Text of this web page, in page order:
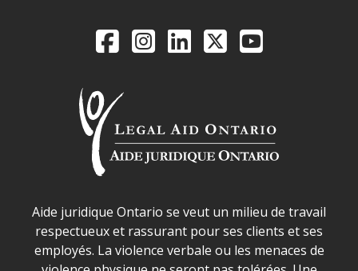
Legal Aid Ontario
FacebookInstagram
LinkedIn
X YouTube
Déclaration sur la sécurité dans les locaux d'AJO.
Aide juridique Ontario se veut un milieu de travail
respectueux et rassurant pour ses clients et ses
employés. La violence verbale ou les menaces de